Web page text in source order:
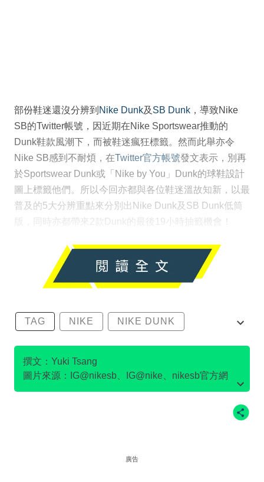
部份鞋迷還沒分辨到 Nike Dunk及 SB Dunk ，導致Nike
SB的Twitter帳號，因近期在Nike Sportswear推動的
Dunk鞋款風潮下，而被鞋迷瘋狂標籤。然而此舉亦令
Nike SB感到不耐煩，在Twitter官方帳號發文表示，別再
於Sportswear Dunk或「Nike by You」Dunk的球鞋設計
圖上標籤他們。所以今回亦都與各位鞋迷溫故知新，以最
普及的5大分辨重點來分別出Nike Dunk及SB Dunk低筒
版，同時亦都帶來2款Dunk的最後19小時抽籤機會！
TAG NIKE NIKE DUNK
SB DUNK
撰文：Yuki Tsang
圖片來源：IG@nikesb、IG@nike、nikesb官方網
站、Twitter@nikesb截圖、nike官方網站、
廣告